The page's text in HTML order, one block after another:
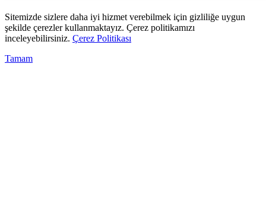
Sitemizde sizlere daha iyi hizmet verebilmek için gizliliğe uygun
şekilde çerezler kullanmaktayız. Çerez politikamızı
inceleyebilirsiniz. Çerez Politikası
Tamam